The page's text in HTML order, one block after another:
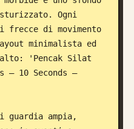
Ogni
di movimento
minimalista ed
'Pencak Silat
– 10 Seconds –
guardia ampia,